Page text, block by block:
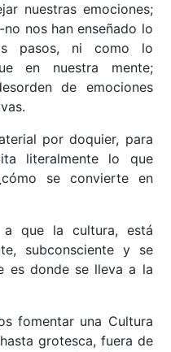
nuestras emociones;
nos han enseñado lo
pasos, ni como lo
en nuestra mente;
de emociones
por doquier, para
literalmente lo que
se convierte en
que la cultura, está
subconsciente y se
es donde se lleva a la
fomentar una Cultura
grotesca, fuera de